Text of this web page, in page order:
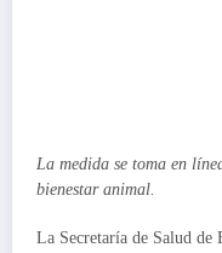
La medida se toma en
bienestar animal.
La Secretaría de Salud de